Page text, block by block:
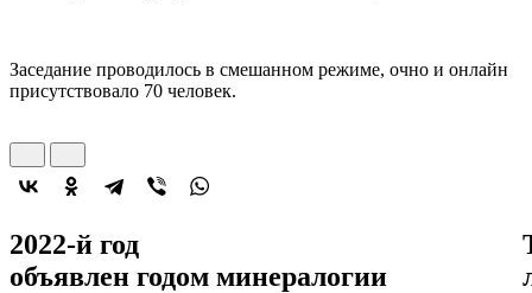
Заседание проводилось в смешанном режиме, очно и онлайн
присутствовало 70 человек.
2022-й год
объявлен годом минералогии